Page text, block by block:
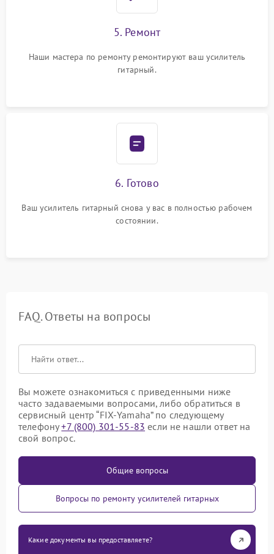
5. Ремонт
Наши мастера по ремонту ремонтируют ваш усилитель
гитарный.
6. Готово
Ваш усилитель гитарный снова у вас в полностью рабочем
состоянии.
FAQ. Ответы на вопросы
Вы можете ознакомиться с приведенными ниже
часто задаваемыми вопросами, либо обратиться в
сервисный центр “FIX-Yamaha” по следующему
телефону+7 (800) 301-55-83 если не нашли ответ на
свой вопрос.
Общие вопросы
Вопросы по ремонту усилителей гитарных
Какие документы вы предоставляете?